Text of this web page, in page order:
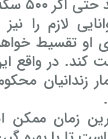
لازم را
او تقسیط
کند. در واقع
زندانیان
زمان ممکن